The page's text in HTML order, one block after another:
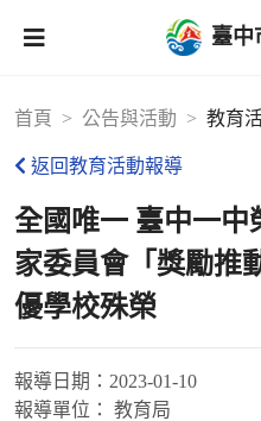
臺中
首頁 公告與活動 教育
返回教育活動報導
全國唯一 臺中一中
家委員會「獎勵推
優學校殊榮
報導日期： 2023-01-10
報導單位：
教育局